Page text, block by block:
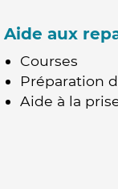
Aide aux
Courses
Préparation
Aide à la